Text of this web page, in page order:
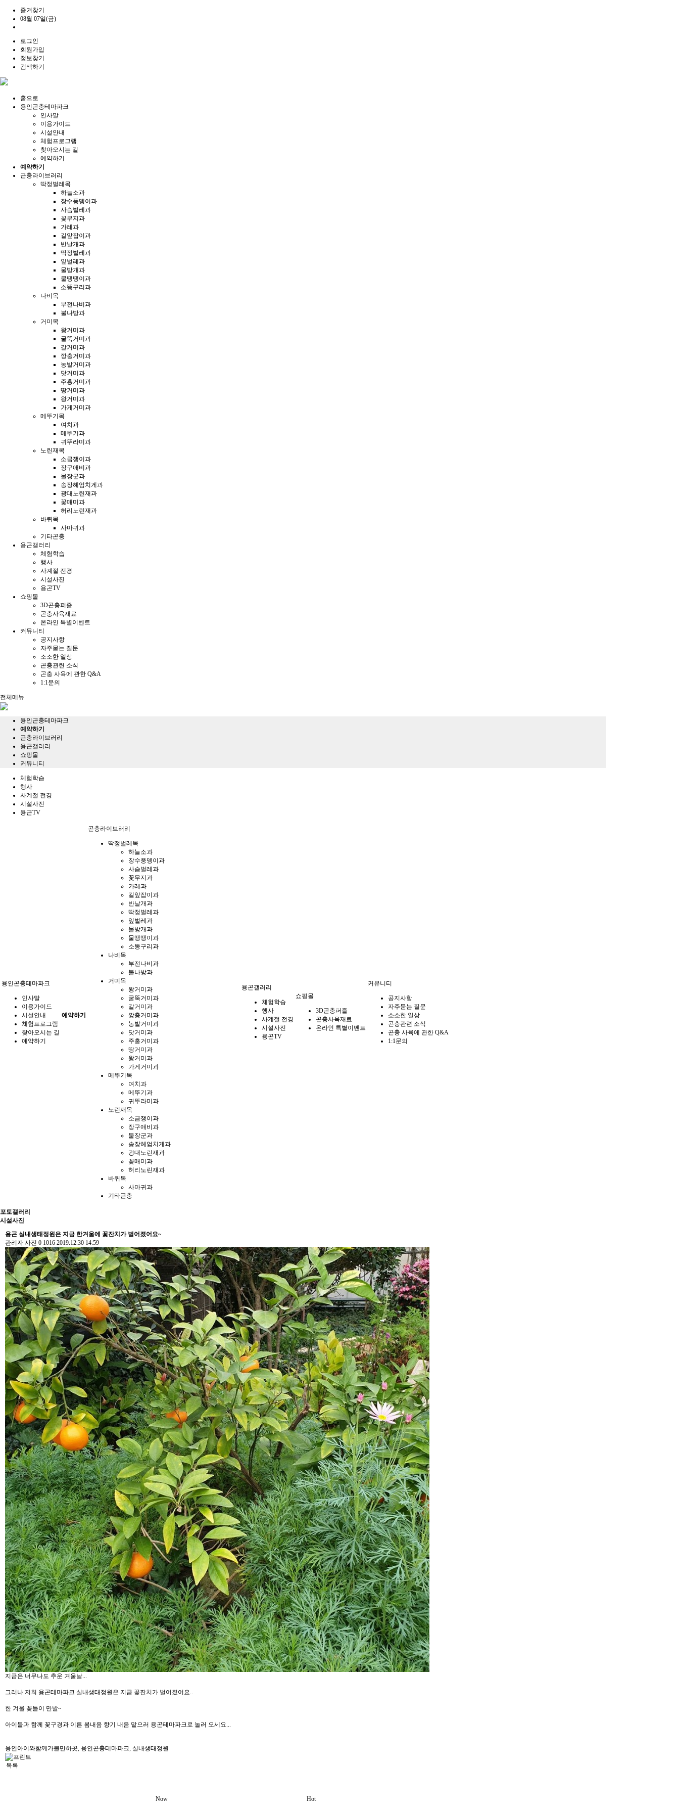
즐겨찾기
08월 07일(금)
로그인
회원가입
정보찾기
검색하기
홈으로
용인곤충테마파크
인사말
이용가이드
시설안내
체험프로그램
찾아오시는 길
예약하기
예약하기
곤충라이브러리
딱정벌레목
하늘소과
장수풍뎅이과
사슴벌레과
꽃무지과
가레과
길앞잡이과
반날개과
딱정벌레과
잎벌레과
물방개과
물땡땡이과
소똥구리과
나비목
부전나비과
불나방과
거미목
왕거미과
굴뚝거미과
갈거미과
깡충거미과
농발거미과
닷거미과
주홍거미과
땅거미과
왕거미과
가게거미과
메뚜기목
여치과
메뚜기과
귀뚜라미과
노린재목
소금쟁이과
장구애비과
물장군과
송장헤엄치게과
광대노린재과
꽃매미과
허리노린재과
바퀴목
사마귀과
기타곤충
용곤갤러리
체험학습
행사
사계절 전경
시설사진
용곤TV
쇼핑몰
3D곤충퍼즐
곤충사육재료
온라인 특별이벤트
커뮤니티
공지사항
자주묻는 질문
소소한 일상
곤충관련 소식
곤충 사육에 관한 Q&A
1:1문의
전체메뉴
용인곤충테마파크
예약하기
곤충라이브러리
용곤갤러리
쇼핑몰
커뮤니티
체험학습
행사
사계절 전경
시설사진
용곤TV
용인곤충테마파크
인사말
이용가이드
시설안내
체험프로그램
찾아오시는 길
예약하기
예약하기
곤충라이브러리
딱정벌레목
하늘소과
장수풍뎅이과
사슴벌레과
꽃무지과
가레과
길앞잡이과
반날개과
딱정벌레과
잎벌레과
물방개과
물땡땡이과
소똥구리과
나비목
부전나비과
불나방과
거미목
왕거미과
굴뚝거미과
갈거미과
깡충거미과
농발거미과
닷거미과
주홍거미과
땅거미과
왕거미과
가게거미과
메뚜기목
여치과
메뚜기과
귀뚜라미과
노린재목
소금쟁이과
장구애비과
물장군과
송장헤엄치게과
광대노린재과
꽃매미과
허리노린재과
바퀴목
사마귀과
기타곤충
용곤갤러리
체험학습
행사
사계절 전경
시설사진
용곤TV
쇼핑몰
3D곤충퍼즐
곤충사육재료
온라인 특별이벤트
커뮤니티
공지사항
자주묻는 질문
소소한 일상
곤충관련 소식
곤충 사육에 관한 Q&A
1:1문의
포토갤러리
시설사진
용곤 실내생태정원은 지금 한겨울에 꽃잔치가 벌어졌어요~
관리자 사진 0 1016 2019.12.30 14:59
지금은 너무나도 추운 겨울날...
그러나 저희 용곤테마파크 실내생태정원은 지금 꽃잔치가 벌어졌어요..
한 겨울 꽃들이 만발~
아이들과 함께 꽃구경과 이른 봄내음 향기 내음 맡으러 용곤테마파크로 놀러 오세요...
용인아이와함께가볼만하곳 용인곤충테마파크 실내생태정원
목록
Now Hot